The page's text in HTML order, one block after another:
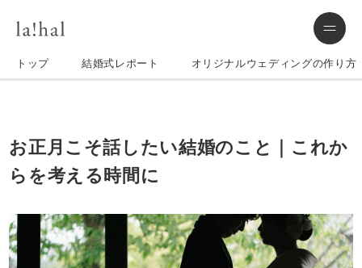
トップ 結婚式レポート オリジナルウェディングの作り方
お正月こそ話したい結婚のこと｜これか
らを考える時間に